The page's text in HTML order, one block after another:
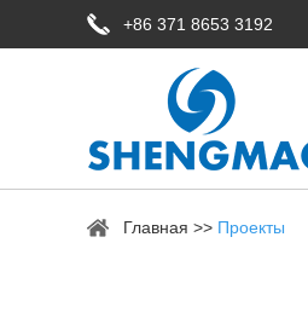
+86 371 8653 3192
Главная >> Проекты